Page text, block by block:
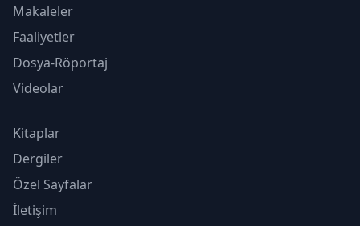
Makaleler
Faaliyetler
Dosya-Röportaj
Videolar
Kitaplar
Dergiler
Özel Sayfalar
İletişim